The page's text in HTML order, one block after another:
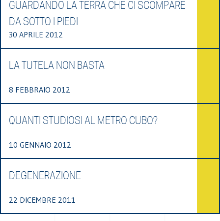
GUARDANDO LA TERRA CHE CI SCOMPARE
DA SOTTO I PIEDI
30 APRILE 2012
LA TUTELA NON BASTA
8 FEBBRAIO 2012
QUANTI STUDIOSI AL METRO CUBO?
10 GENNAIO 2012
DEGENERAZIONE
22 DICEMBRE 2011